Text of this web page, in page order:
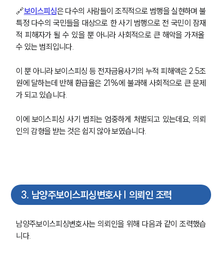
🔗보이스피싱은 다수의 사람들이 조직적으로 범행을 실현하며 불
특정 다수의 국민들을 대상으로 한 사기 범행으로 전 국민이 잠재
적 피해자가 될 수 있을 뿐 아니라 사회적으로 큰 해악을 가져올
수 있는 범죄입니다.
이 뿐 아니라 보이스피싱 등 전자금융사기의 누적 피해액은 2.5조
원에 달하는데 반해 환급율은 21%에 불과해 사회적으로 큰 문제
가 되고 있습니다.
이에 보이스피싱 사기 범죄는 엄중하게 처벌되고 있는데요, 의뢰
인의 감형을 받는 것은 쉽지 않아 보였습니다.
3. 남양주보이스피싱변호사 | 의뢰인 조력
남양주보이스피싱변호사는 의뢰인을 위해 다음과 같이 조력했습
니다.